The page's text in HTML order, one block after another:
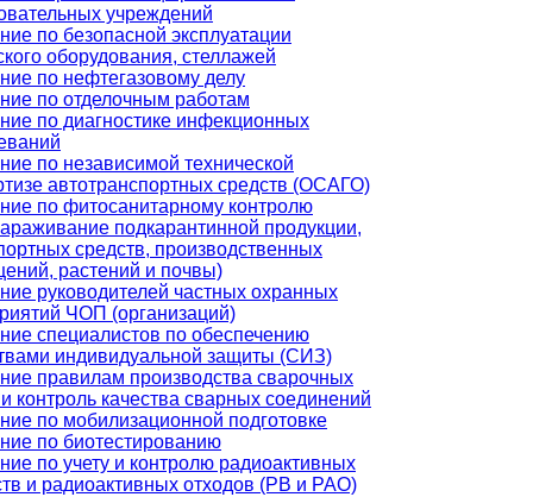
учреждений
по безопасной эксплуатации
оборудования, стеллажей
по нефтегазовому делу
по отделочным работам
по диагностике инфекционных
по независимой технической
автотранспортных средств (ОСАГО)
по фитосанитарному контролю
подкарантинной продукции,
средств, производственных
растений и почвы)
руководителей частных охранных
ЧОП (организаций)
специалистов по обеспечению
индивидуальной защиты (СИЗ)
правилам производства сварочных
контроль качества сварных соединений
по мобилизационной подготовке
по биотестированию
по учету и контролю радиоактивных
и радиоактивных отходов (РВ и РАО)